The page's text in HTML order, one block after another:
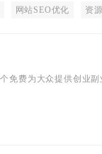
网站SEO优化 资
免费为大众提供创业副
技巧，让您少走弯路，